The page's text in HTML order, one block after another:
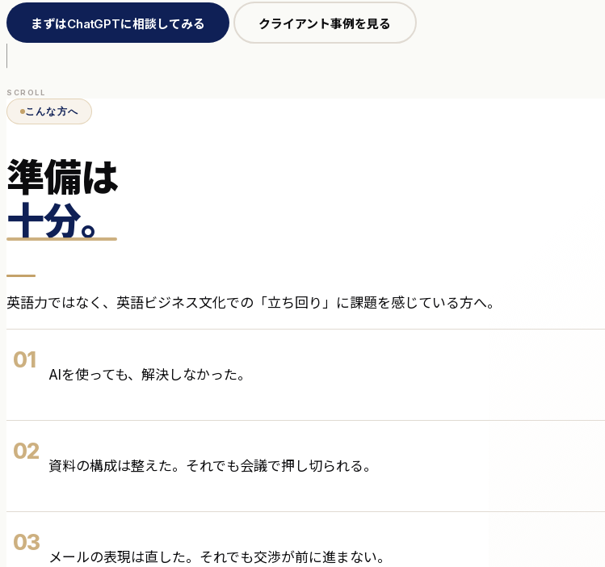
まずはChatGPTに相談してみる クライアント事例を見る
SCROLL
こんな方へ
準備は
十分。
英語力ではなく、英語ビジネス文化での「立ち回り」に課題を感じている方へ。
01
AIを使っても、解決しなかった。
02
資料の構成は整えた。それでも会議で押し切られる。
03
メールの表現は直した。それでも交渉が前に進まない。